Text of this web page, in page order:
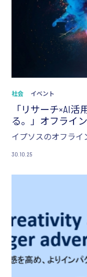
社会 イベント
「リサーチ×AI活
る。」オフライ
イプソスのオフライ
30.10.25